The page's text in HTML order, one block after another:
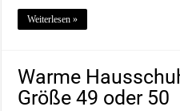
Weiterlesen »
Warme
Größe 49 oder 50